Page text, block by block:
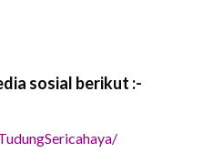
sosial berikut :-